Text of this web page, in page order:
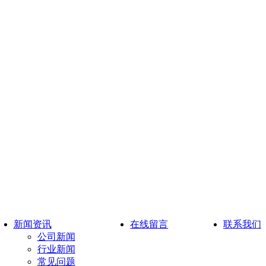
新闻资讯
公司新闻
行业新闻
常见问题
在线留言 联系我们